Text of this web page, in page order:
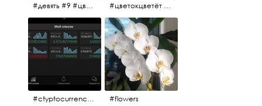
#девять #9 #цветы #цветокцветёт #flowers
#ctyptocurrency #btc #eth #flowers